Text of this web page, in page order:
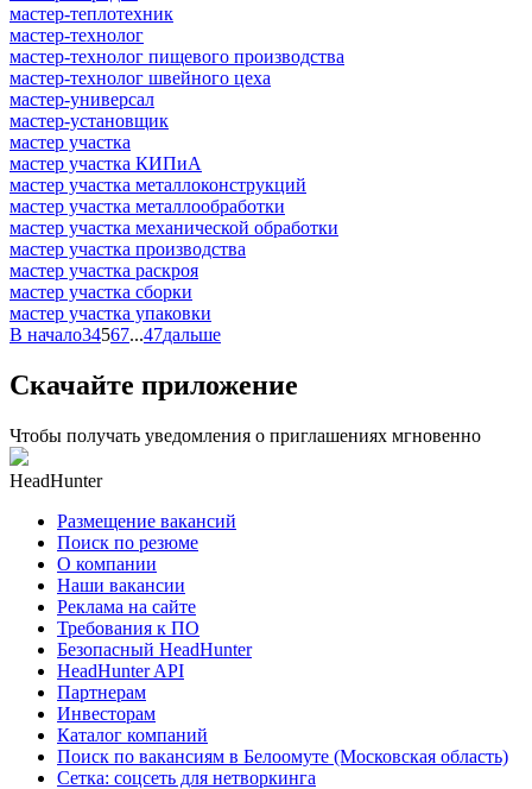
мастер-теплотехник
мастер-технолог
мастер-технолог пищевого производства
мастер-технолог швейного цеха
мастер-универсал
мастер-установщик
мастер участка
мастер участка КИПиА
мастер участка металлоконструкций
мастер участка металлообработки
мастер участка механической обработки
мастер участка производства
мастер участка раскроя
мастер участка сборки
мастер участка упаковки
В начало34567...47дальше
Скачайте приложение
Чтобы получать уведомления о приглашениях мгновенно
HeadHunter
Размещение вакансий
Поиск по резюме
О компании
Наши вакансии
Реклама на сайте
Требования к ПО
Безопасный HeadHunter
HeadHunter API
Партнерам
Инвесторам
Каталог компаний
Поиск по вакансиям в Белоомуте (Московская область)
Сетка: соцсеть для нетворкинга